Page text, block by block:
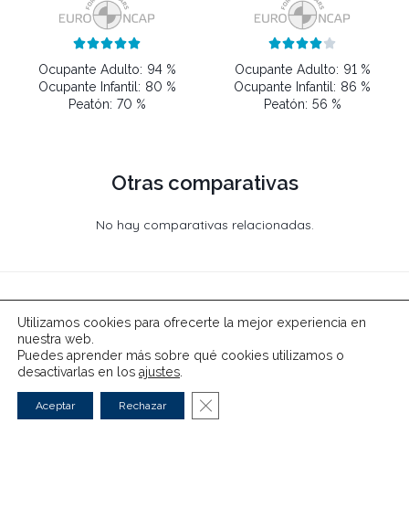

Ocupante Adulto: 94 %
Ocupante Infantil: 80 %
Peatón: 70 %

Ocupante Adulto: 91 %
Ocupante Infantil: 86 %
Peatón: 56 %
Otras comparativas
No hay comparativas relacionadas.
Utilizamos cookies para ofrecerte la mejor experiencia en
nuestra web.
Puedes aprender más sobre qué cookies utilizamos o
desactivarlas en los ajustes
Aceptar Rechazar Cerrar el banner de cookies